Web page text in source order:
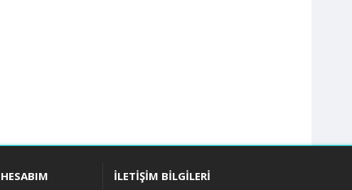
HESABIM İLETİŞİM BİLGİLERİ